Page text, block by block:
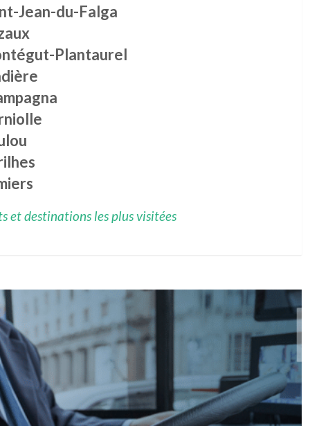
Jean-du-Falga
Plantaurel
et destinations les plus visitées